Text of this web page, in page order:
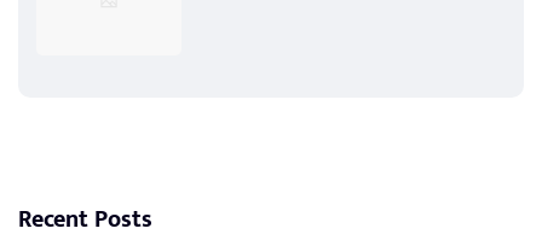
Recent Posts